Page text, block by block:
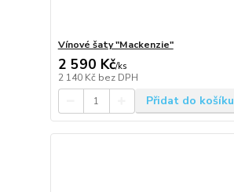
Vínové šaty "Mackenzie"
2 590 Kč/ks
2 140 Kč bez DPH
Přidat do košíku